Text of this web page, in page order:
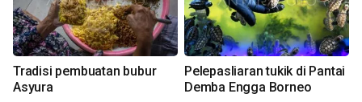
Tradisi pembuatan bubur
Asyura
Pelepasliaran tukik di Pantai
Demba Engga Borneo